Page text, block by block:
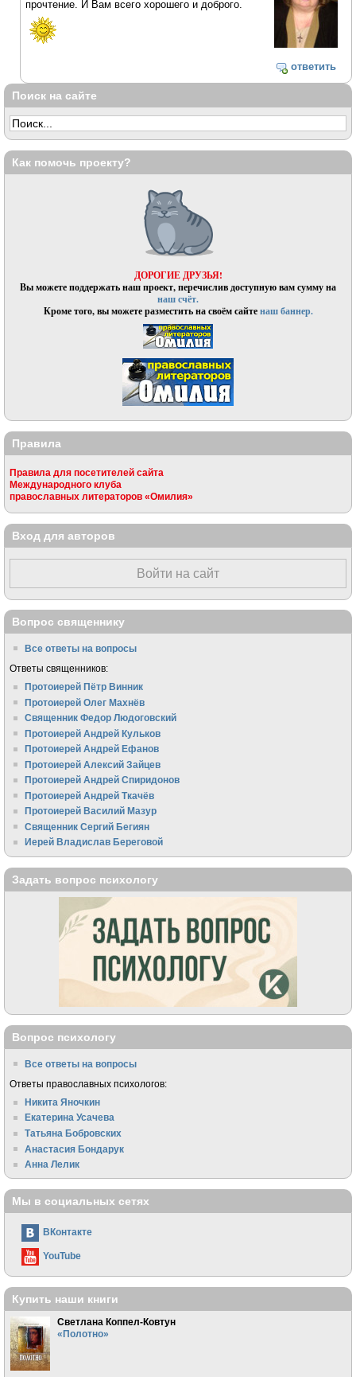
прочтение. И Вам всего хорошего и доброго.
ответить
Поиск на сайте
Как помочь проекту?
ДОРОГИЕ ДРУЗЬЯ!
Вы можете поддержать наш проект, перечислив доступную вам сумму на
наш счёт.
Кроме того, вы можете разместить на своём сайтенаш баннер.
Правила
Правила для посетителей сайта
Международного клуба
православных литераторов «Омилия»
Вход для авторов
Войти на сайт
Вопрос священнику
Все ответы на вопросы
Ответы священников:
Протоиерей Пётр Винник
Протоиерей Олег Махнёв
Священник Федор Людоговский
Протоиерей Андрей Кульков
Протоиерей Андрей Ефанов
Протоиерей Алексий Зайцев
Протоиерей Андрей Спиридонов
Протоиерей Андрей Ткачёв
Протоиерей Василий Мазур
Священник Сергий Бегиян
Иерей Владислав Береговой
Задать вопрос психологу
Вопрос психологу
Все ответы на вопросы
Ответы православных психологов:
Никита Яночкин
Екатерина Усачева
Татьяна Бобровских
Анастасия Бондарук
Анна Лелик
Мы в социальных сетях
ВКонтакте
YouTube
Купить наши книги
Светлана Коппел-Ковтун
«Полотно»